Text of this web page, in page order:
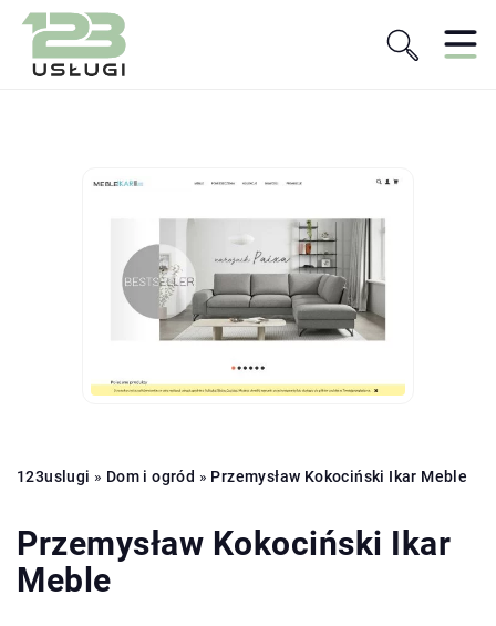
123uslugi » Dom i ogród » Przemysław Kokociński Ikar Meble
Przemysław Kokociński Ikar
Meble